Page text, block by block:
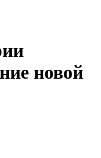
новой